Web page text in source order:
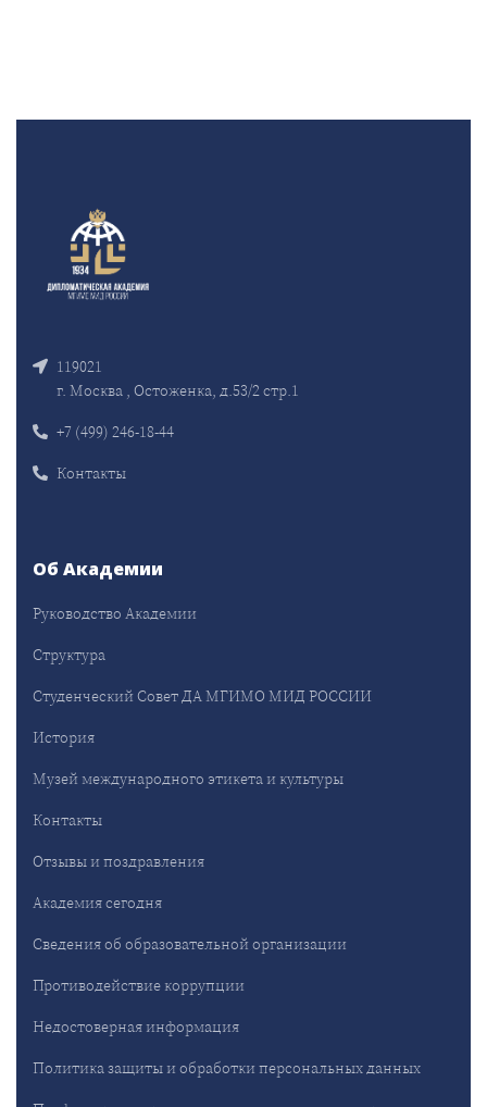
119021
г. Москва , Остоженка, д.53/2 стр.1
+7 (499) 246-18-44
Контакты
Об Академии
Руководство Академии
Структура
Студенческий Совет ДА МГИМО МИД РОССИИ
История
Музей международного этикета и культуры
Контакты
Отзывы и поздравления
Академия сегодня
Сведения об образовательной организации
Противодействие коррупции
Недостоверная информация
Политика защиты и обработки персональных данных